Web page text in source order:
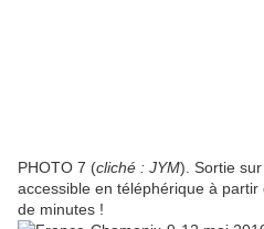
PHOTO 7 (cliché : JYM). Sortie
accessible en téléphérique à
de minutes !